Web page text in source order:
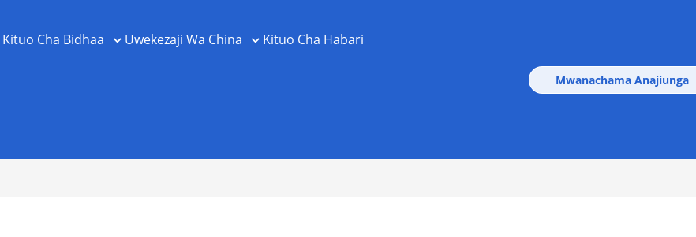
Kituo Cha Bidhaa Uwekezaji Wa China Kituo Cha Habari
Mwanachama Anajiunga